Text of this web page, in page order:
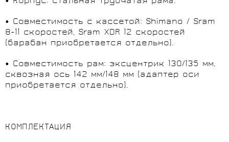
• Совместимость с кассетой: Shimano / Sram
8-11 скоростей, Sram XDR 12 скоростей
(барабан приобретается отдельно).
• Совместимость рам: эксцентрик 130/135 мм,
сквозная ось 142 мм/148 мм (адаптер оси
приобретается отдельно).
КОМПЛЕКТАЦИЯ